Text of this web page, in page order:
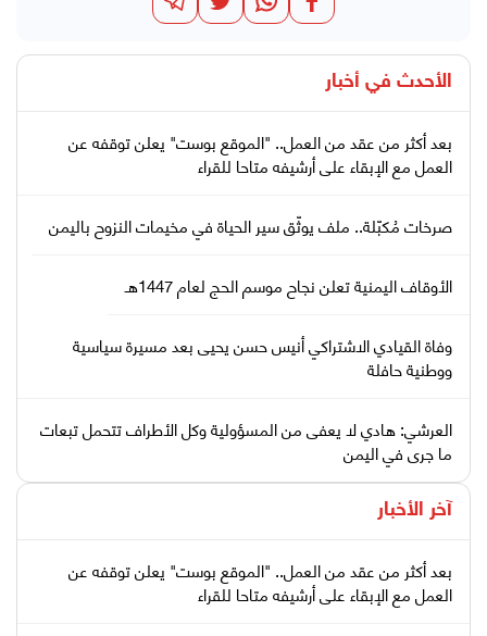
الأحدث في أخبار
بعد أكثر من عقد من العمل.. "الموقع بوست" يعلن توقفه عن
العمل مع الإبقاء على أرشيفه متاحا للقراء
صرخات مُكبّلة.. ملف يوثّق سير الحياة في مخيمات النزوح باليمن
الأوقاف اليمنية تعلن نجاح موسم الحج لعام 1447هـ
وفاة القيادي الاشتراكي أنيس حسن يحيى بعد مسيرة سياسية
ووطنية حافلة
العرشي: هادي لا يعفى من المسؤولية وكل الأطراف تتحمل تبعات
ما جرى في اليمن
آخر الأخبار
بعد أكثر من عقد من العمل.. "الموقع بوست" يعلن توقفه عن
العمل مع الإبقاء على أرشيفه متاحا للقراء